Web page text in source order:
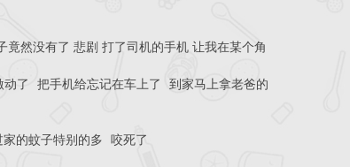
然没有了 悲剧 打了司机的手机 让我在某个角
了 把手机给忘记在车上了 到家马上拿老爸的
的蚊子特别的多 咬死了